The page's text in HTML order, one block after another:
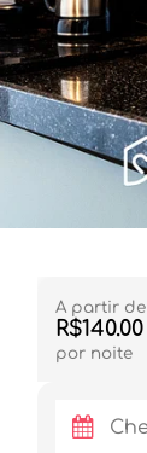
A partir de
R$140.00
por noite